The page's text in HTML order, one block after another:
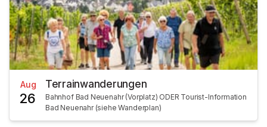
Aug
26
Terrainwanderungen
Bahnhof Bad Neuenahr (Vorplatz) ODER Tourist-Information
Bad Neuenahr (siehe Wanderplan)